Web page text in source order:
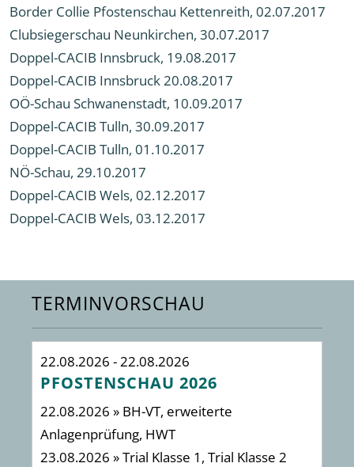
Border Collie Pfostenschau Kettenreith, 02.07.2017
Clubsiegerschau Neunkirchen, 30.07.2017
Doppel-CACIB Innsbruck, 19.08.2017
Doppel-CACIB Innsbruck 20.08.2017
OÖ-Schau Schwanenstadt, 10.09.2017
Doppel-CACIB Tulln, 30.09.2017
Doppel-CACIB Tulln, 01.10.2017
NÖ-Schau, 29.10.2017
Doppel-CACIB Wels, 02.12.2017
Doppel-CACIB Wels, 03.12.2017
TERMINVORSCHAU
22.08.2026 - 22.08.2026
PFOSTENSCHAU 2026
22.08.2026 » BH-VT, erweiterte
Anlagenprüfung, HWT
23.08.2026 » Trial Klasse 1, Trial Klasse 2